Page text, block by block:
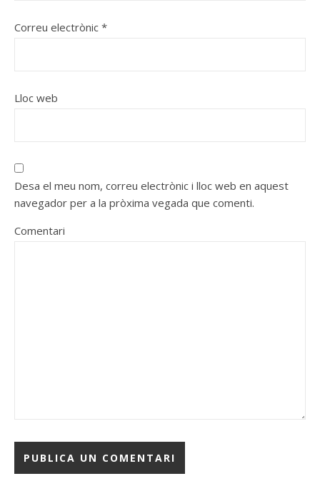
Correu electrònic *
Lloc web
Desa el meu nom, correu electrònic i lloc web en aquest
navegador per a la pròxima vegada que comenti.
Comentari